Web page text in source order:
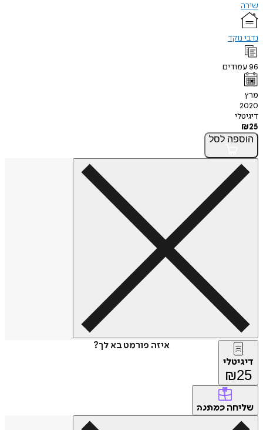
שירה
נדבי נוקד
96עמודים
מרץ
2020
דיגיטלי
₪25
הוספה לסל
איזה פורמט בא לך?
דיגיטלי
₪25
שליחה כמתנה